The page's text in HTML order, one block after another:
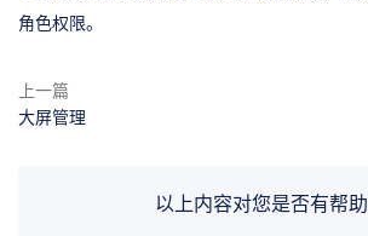
角色权限。
上一篇
大屏管理
以上内容对您是否有帮助